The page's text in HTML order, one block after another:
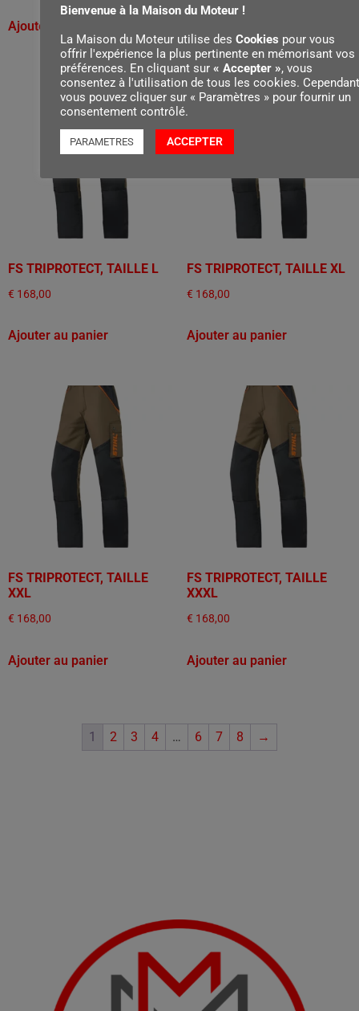
Ajouter au panier
FS TRIPROTECT, TAILLE L
€ 168,00
Ajouter au panier
FS TRIPROTECT, TAILLE XL
€ 168,00
Ajouter au panier
FS TRIPROTECT, TAILLE
XXL
€ 168,00
Ajouter au panier
FS TRIPROTECT, TAILLE
XXXL
€ 168,00
Ajouter au panier
1 2 3 4 … 6 7 8 →
Bienvenue à la Maison du Moteur !
La Maison du Moteur utilise des Cookies pour vous
offrir l'expérience la plus pertinente en mémorisant vos
préférences. En cliquant sur « Accepter », vous
consentez à l'utilisation de tous les cookies.
vous pouvez cliquer sur « Paramètres » pour fournir un
consentement contrôlé.
PARAMETRES ACCEPTER